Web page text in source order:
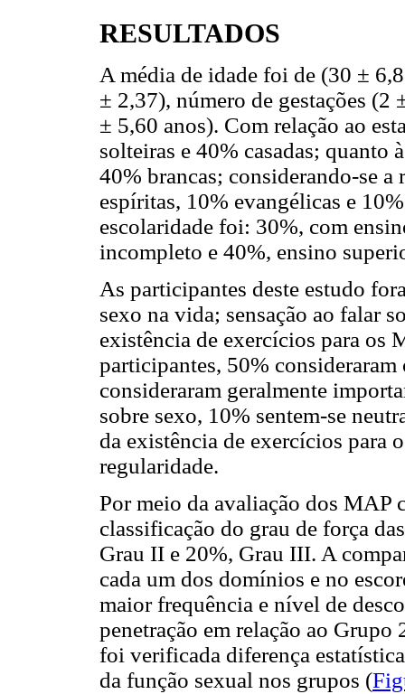
RESULTADOS
A média de idade foi de (30 ±
± 2,37), número de gestações
± 5,60 anos). Com relação ao
solteiras e 40% casadas; quanto
40% brancas; considerando-se
espíritas, 10% evangélicas e
escolaridade foi: 30%, com
incompleto e 40%, ensino
As participantes deste estudo
sexo na vida; sensação ao falar
existência de exercícios para os
participantes, 50%
consideraram geralmente
sobre sexo, 10% sentem-se
da existência de exercícios para
regularidade.
Por meio da avaliação dos MAP
classificação do grau de força
Grau II e 20%, Grau III. A
cada um dos domínios e no
maior frequência e nível de
penetração em relação ao
foi verificada diferença
da função sexual nos grupos (